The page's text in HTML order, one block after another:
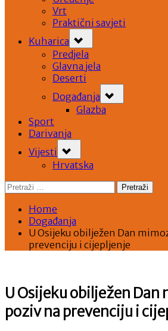
Vrt
Praktični savjeti
Kuharica
sub-
menu
Predjela
Glavna jela
Deserti
Događanja
sub-
menu
Glazba
Sport
Darivanja
Vijesti
sub-
menu
Hrvatska
Pretraži:
Home
Događanja
U Osijeku obilježen Dan
prevenciju i cijepljenje
U Osijeku obilježen Dan
poziv na prevenciju i